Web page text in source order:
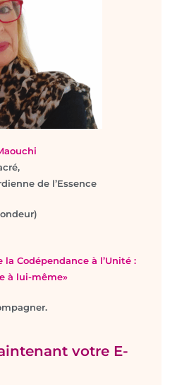
de l’Essence
la Codépendance à l’Unité :
à lui-même»
votre E-